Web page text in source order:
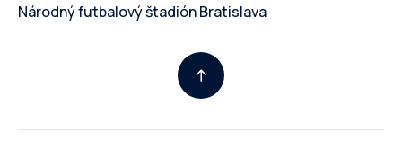
Národný futbalový štadión Bratislava